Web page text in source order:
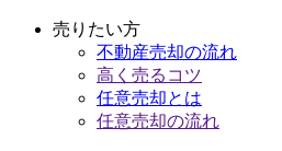
売りたい方
不動産売却の流れ
高く売るコツ
任意売却とは
任意売却の流れ